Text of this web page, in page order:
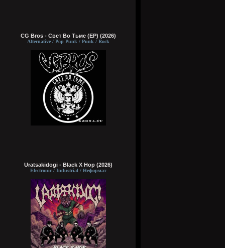
CG Bros - Свет Во Тьме (EP) (2026)
Alternative / Pop Punk / Punk / Rock
Uratsakidogi - Black X Hop (2026)
Electronic / Industrial / Неформат